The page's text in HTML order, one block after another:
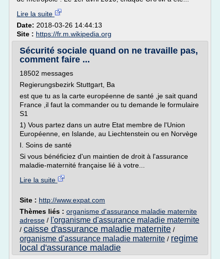
Lire la suite
Date: 2018-03-26 14:44:13
Site : https://fr.m.wikipedia.org
Sécurité sociale quand on ne travaille pas,
comment faire ...
18502 messages
Regierungsbezirk Stuttgart, Ba
est que tu as la carte européenne de santé ,je sait quand
France ,il faut la commander ou tu demande le formulaire
S1
1) Vous partez dans un autre Etat membre de l'Union
Européenne, en Islande, au Liechtenstein ou en Norvège
I. Soins de santé
Si vous bénéficiez d'un maintien de droit à l'assurance
maladie-maternité française lié à votre...
Lire la suite
Site : http://www.expat.com
Thèmes liés : organisme d'assurance maladie maternite
adresse / l'organisme d'assurance maladie maternite
/ caisse d'assurance maladie maternite /
organisme d'assurance maladie maternite / regime
local d'assurance maladie